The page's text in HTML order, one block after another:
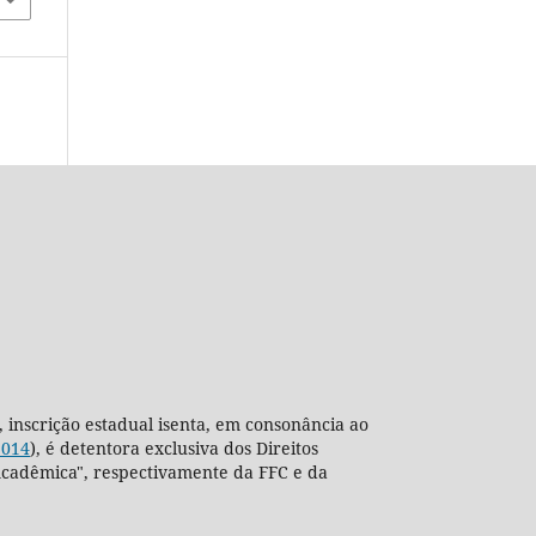
inscrição estadual isenta, em consonância ao
), é detentora exclusiva dos Direitos
respectivamente da FFC e da